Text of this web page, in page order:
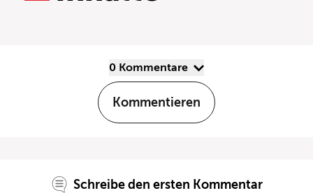
0 Kommentare
Kommentieren
Schreibe den ersten Kommentar